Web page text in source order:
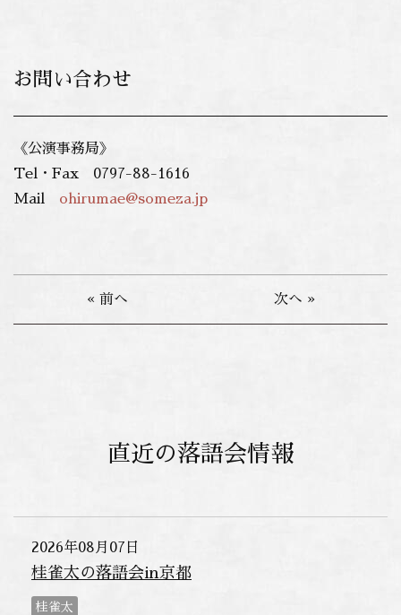
お問い合わせ
《公演事務局》
Tel・Fax 0797-88-1616
Mail ohirumae@someza.jp
« 前へ 次へ »
直近の落語会情報
2026年08月07日
桂雀太の落語会in京都
桂雀太